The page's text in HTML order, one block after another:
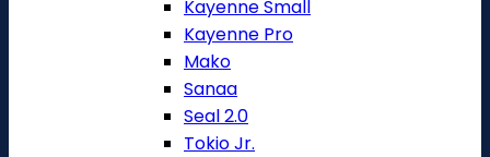
Kayenne Small
Kayenne Pro
Mako
Sanaa
Seal 2.0
Tokio Jr.